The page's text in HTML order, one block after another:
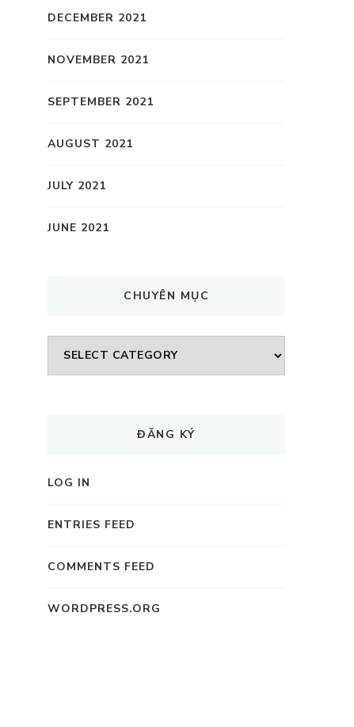
DECEMBER 2021
NOVEMBER 2021
SEPTEMBER 2021
AUGUST 2021
JULY 2021
JUNE 2021
CHUYÊN MỤC
CHUYÊN
MỤC
ĐĂNG KÝ
LOG IN
ENTRIES FEED
COMMENTS FEED
WORDPRESS.ORG